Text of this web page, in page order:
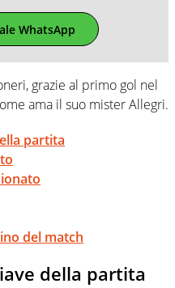
WhatsApp
grazie al primo gol nel
ama il suo mister Allegri.
partita
del match
della partita